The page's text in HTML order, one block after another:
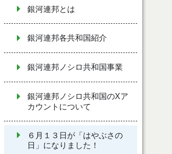
銀河連邦とは
銀河連邦各共和国紹介
銀河連邦ノシロ共和国事業
銀河連邦ノシロ共和国のXア
カウントについて
６月１３日が「はやぶさの
日」になりました！